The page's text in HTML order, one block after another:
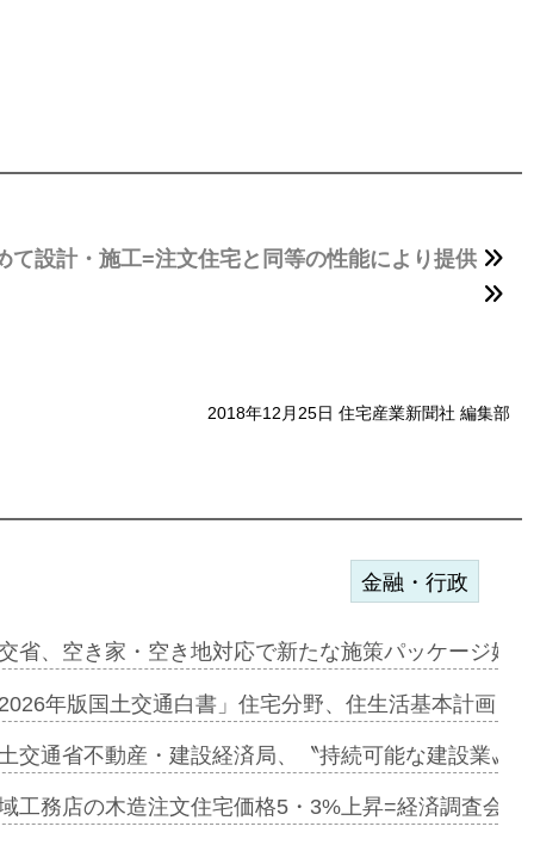
設計・施工=注文住宅と同等の性能により提供
2018年12月25日 住宅産業新聞社 編集部
サー契約…
起用…
ミーレキ…
も城南エ…
金融・行政
省、空き家・空き地対応で新たな施策パッケージ始
年版国土交通白書」住宅分野、住生活基本計画を
交通省不動産・建設経済局、〝持続可能な建設業〟
工務店の木造注文住宅価格5・3%上昇=経済調査会